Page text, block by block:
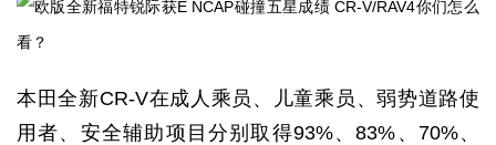
本田全新CR-V在成人乘员、儿童乘员、弱势道路使
用者、安全辅助项目分别取得93%、83%、70%、